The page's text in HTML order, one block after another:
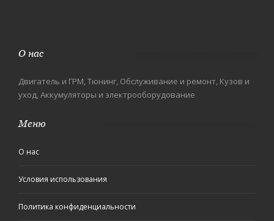
О нас
Двигатель и ГРМ, Тюнинг, Обслуживание и ремонт, Кузов и
уход, Аккумуляторы и электрооборудование
Меню
О нас
Условия использования
Политика конфиденциальности